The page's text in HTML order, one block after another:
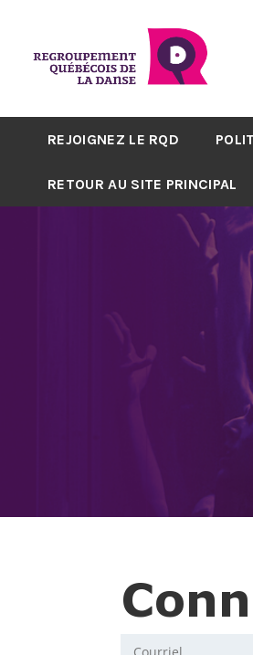
REJOIGNEZ LE RQD
RETOUR AU SITE PRINCIPAL